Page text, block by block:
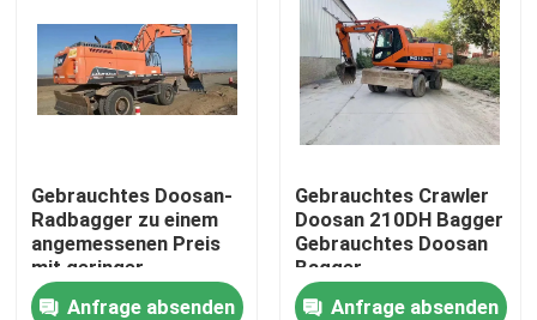
Produkte
Über uns
Werksbesichtigung
Gebrauchtes Doosan-
Radbagger zu einem
angemessenen Preis
mit geringer
Arbeitszeit
Anfrage absenden
Gebrauchtes Crawler
Doosan 210DH Bagger
Gebrauchtes Doosan
Bagger
Anfrage absenden